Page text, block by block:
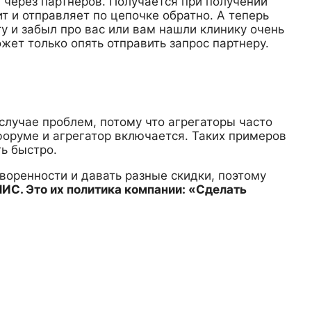
и отправляет по цепочке обратно. А теперь
и забыл про вас или вам нашли клинику очень
только опять отправить запрос партнеру.
проблем, потому что агрегаторы часто
и агрегатор включается. Таких примеров
быстро.
и давать разные скидки, поэтому
Это их политика компании: «Сделать